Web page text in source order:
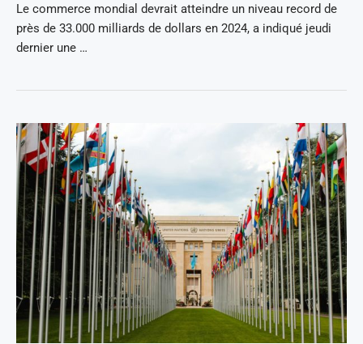
Le commerce mondial devrait atteindre un niveau record de
près de 33.000 milliards de dollars en 2024, a indiqué jeudi
dernier une …